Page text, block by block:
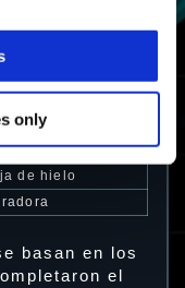
only
de cohete
de hielo
basan en los
el